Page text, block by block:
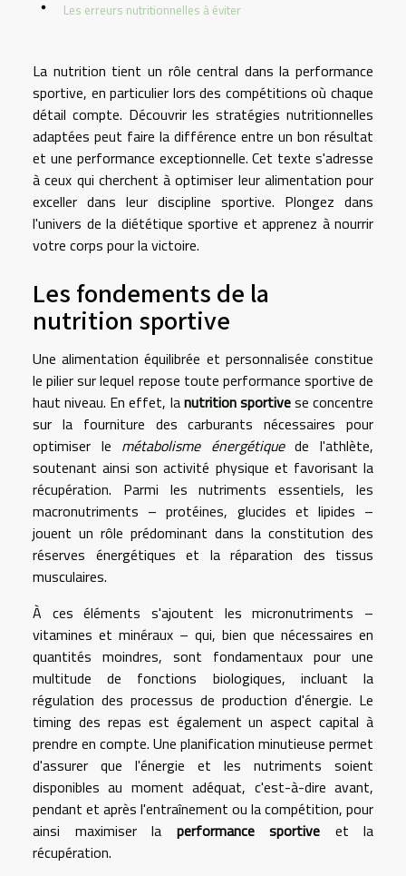
Les erreurs nutritionnelles à éviter
La nutrition tient un rôle central dans la performance
sportive, en particulier lors des compétitions où chaque
détail compte. Découvrir les stratégies nutritionnelles
adaptées peut faire la différence entre un bon résultat
et une performance exceptionnelle. Cet texte s'adresse
à ceux qui cherchent à optimiser leur alimentation pour
exceller dans leur discipline sportive. Plongez dans
l'univers de la diététique sportive et apprenez à nourrir
votre corps pour la victoire.
Les fondements de la
nutrition sportive
Une alimentation équilibrée et personnalisée constitue
le pilier sur lequel repose toute performance sportive de
haut niveau. En effet, lanutrition sportivese concentre
sur la fourniture des carburants nécessaires pour
optimiser le métabolisme énergétiquede l'athlète,
soutenant ainsi son activité physique et favorisant la
récupération. Parmi les nutriments essentiels, les
macronutriments – protéines, glucides et lipides –
jouent un rôle prédominant dans la constitution des
réserves énergétiques et la réparation des tissus
musculaires.
À ces éléments s'ajoutent les micronutriments –
vitamines et minéraux – qui, bien que nécessaires en
quantités moindres, sont fondamentaux pour une
multitude de fonctions biologiques, incluant la
régulation des processus de production d'énergie. Le
timing des repas est également un aspect capital à
prendre en compte. Une planification minutieuse permet
d'assurer que l'énergie et les nutriments soient
disponibles au moment adéquat, c'est-à-dire avant,
pendant et après l'entraînement ou la compétition, pour
ainsi maximiser la performance sportive et la
récupération.